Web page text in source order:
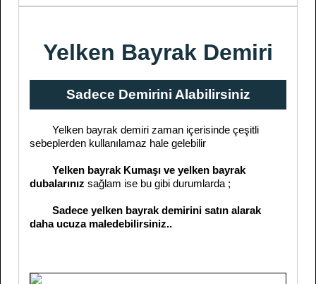
Yelken Bayrak Demiri
Sadece Demirini Alabilirsiniz
Yelken bayrak demiri zaman içerisinde çeşitli
sebeplerden kullanılamaz hale gelebilir
Yelken bayrak Kumaşı ve yelken bayrak
dubalarınız sağlam ise bu gibi durumlarda ;
Sadece yelken bayrak demirini satın alarak
daha ucuza maledebilirsiniz..